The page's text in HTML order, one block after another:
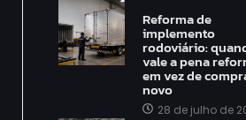
Reforma de
implemento
rodoviário:
vale a pena
em vez de
novo
28 de julho de